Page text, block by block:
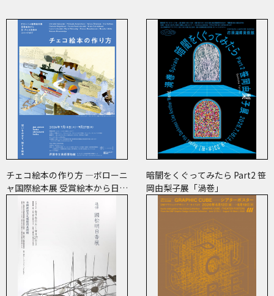
チェコ絵本の作り方 ―ボローニ
ャ国際絵本展 受賞絵本から日･
チェコ共作のコミックまで―
暗闇をくぐってみたら Part2 笹
岡由梨子展「渦巻」